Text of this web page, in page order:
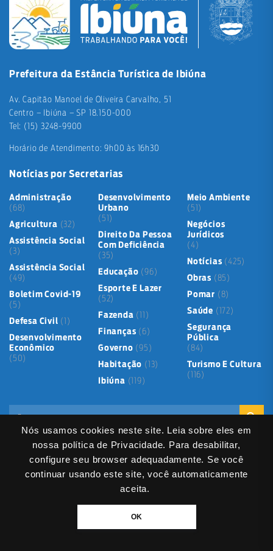
Nós usamos cookies neste site. Leia sobre eles em
nossa política de Privacidade. Para desabilitar,
configure seu browser adequadamente. Se você
continuar usando este site, você automaticamente
aceita.
OK
Prefeitura da Estância Turística de Ibiúna
Av. Capitão Manoel de Oliveira Carvalho, 51
Centro – Ibiúna – SP 18.150-000
Tel: (15) 3248-9900
Horário de Atendimento: 9h00 às 16h30
Notícias por Secretarias
Administração
(68)
Agricultura (32)
Assistência Social
(3)
Assistência Social
(49)
Boletim Covid-19
(5)
Defesa Civil (1)
Desenvolvimento
Econômico
(50)
Desenvolvimento
Urbano
(51)
Direito Da Pessoa
Com Deficiência
(35)
Educação (96)
Esporte E Lazer
(52)
Fazenda (11)
Finanças (6)
Governo (95)
Habitação (13)
Ibiúna (119)
Meio Ambiente
(51)
Negócios
Jurídicos
(4)
Notícias (425)
Obras (85)
Pomar (8)
Saúde (172)
Segurança
Pública
(84)
Turismo E Cultura
(116)
Mapa do Site Política de Privacidade
Termos de Uso
Serviços Digitais